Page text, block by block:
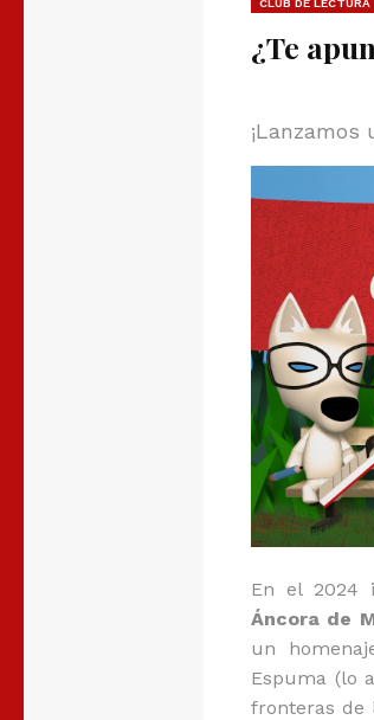
CLUB DE LECTURA
¿Te
En el 2024
Áncora de
un
Espuma (lo
fronteras de